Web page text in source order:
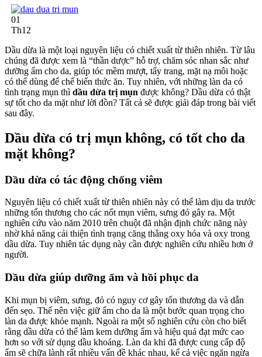
01
Th12
Dầu dừa là một loại nguyên liệu có chiết xuất từ thiên nhiên. Từ lâu
chúng đã được xem là “thần dược” hỗ trợ, chăm sóc nhan sắc như
dưỡng ẩm cho da, giúp tóc mềm mượt, tẩy trang, mặt nạ môi hoặc
có thể dùng để chế biến thức ăn. Tuy nhiên, với những làn da có
tình trạng mụn thì dầu dừa trị mụn được không? Dầu dừa có thật
sự tốt cho da mặt như lời đồn? Tất cả sẽ được giải đáp trong bài viết
sau đây.
Dầu dừa có trị mụn không, có tốt cho da
mặt không?
Dầu dừa có tác động chống viêm
Nguyên liệu có chiết xuất từ thiên nhiên này có thể làm dịu da trước
những tổn thương cho các nốt mụn viêm, sưng đỏ gây ra. Một
nghiên cứu vào năm 2010 trên chuột đã nhận định chức năng này
nhờ khả năng cải thiện tình trạng căng thẳng oxy hóa và oxy trong
dầu dừa. Tuy nhiên tác dụng này cần được nghiên cứu nhiều hơn ở
người.
Dầu dừa giúp dưỡng ẩm và hồi phục da
Khi mụn bị viêm, sưng, đỏ có nguy cơ gây tổn thương da và dẫn
đến sẹo. Thế nên việc giữ ẩm cho da là một bước quan trọng cho
làn da được khỏe mạnh. Ngoài ra một số nghiên cứu còn cho biết
rằng dầu dừa có thể làm kem dưỡng ẩm và hiệu quả đạt mức cao
hơn so với sử dụng dầu khoáng. Làn da khi đã được cung cấp độ
ẩm sẽ chữa lành rất nhiều vấn đề khác nhau, kể cả việc ngăn ngừa